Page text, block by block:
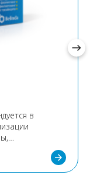
в
arrow_forward
east